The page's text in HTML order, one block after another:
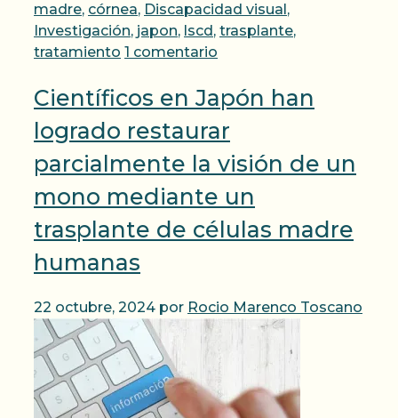
madre, córnea, Discapacidad visual,
Investigación, japon, lscd, trasplante,
tratamiento 1 comentario
Científicos en Japón han
logrado restaurar
parcialmente la visión de un
mono mediante un
trasplante de células madre
humanas
22 octubre, 2024 por Rocio Marenco Toscano